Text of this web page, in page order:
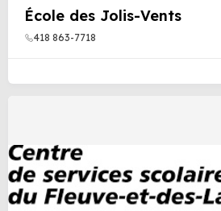
École des Jolis-Vents
418 863-7718